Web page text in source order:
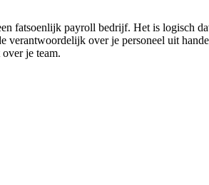
payroll bedrijf. Het is logisch
over je personeel uit
je team.